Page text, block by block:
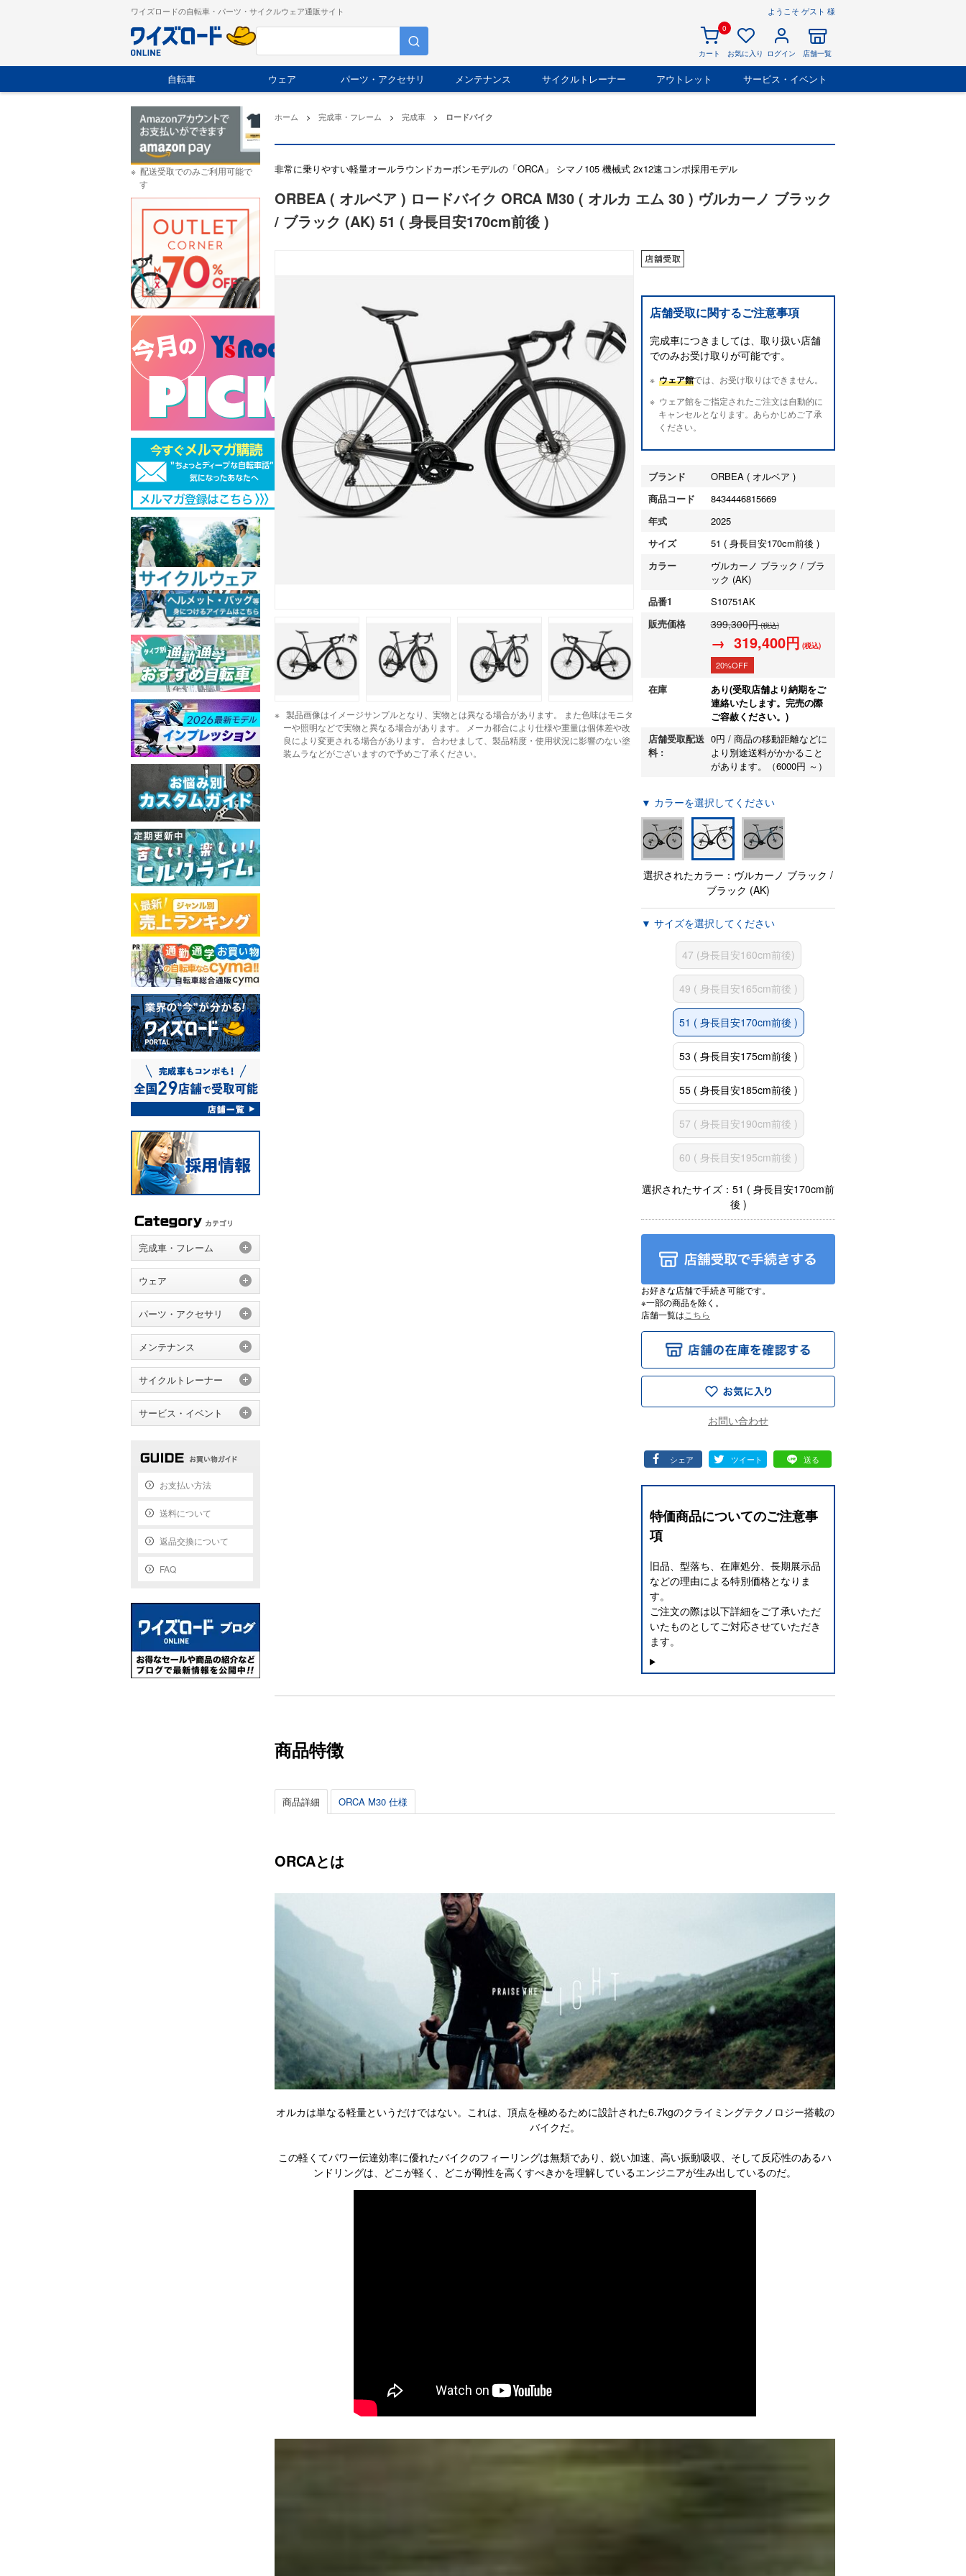
ワイズロードの自転車・パーツ・サイクルウェア通販サイト ようこそ ゲスト 様
0
カート お気に入り ログイン 店舗一覧
自転車 ウェア パーツ・アクセサリ メンテナンス サイクルトレーナー アウトレット サービス・イベント
ホーム > 完成車・フレーム > 完成車 > ロードバイク
非常に乗りやすい軽量オールラウンドカーボンモデルの「ORCA」 シマノ105 機械式 2x12速コンポ採用モデル
ORBEA ( オルベア ) ロードバイク ORCA M30 ( オルカ エム 30 ) ヴルカーノ ブラック
/ ブラック (AK) 51 ( 身長目安170cm前後 )
製品画像はイメージサンプルとなり、実物とは異なる場合があります。 また色味はモニタ
ーや照明などで実物と異なる場合があります。 メーカ都合により仕様や重量は個体差や改
良により変更される場合があります。 合わせまして、製品精度・使用状況に影響のない塗
装ムラなどがございますので予めご了承ください。
店舗受取に関するご注意事項
完成車につきましては、取り扱い店舗
でのみお受け取りが可能です。
ウェア館では、お受け取りはできません。
ウェア館をご指定されたご注文は自動的に
キャンセルとなります。あらかじめご了承
ください。
ブランド
ORBEA ( オルベア )
商品コード
8434446815669
年式
2025
サイズ
51 ( 身長目安170cm前後 )
カラー
ヴルカーノ ブラック / ブラ
ック (AK)
品番1
S10751AK
販売価格
399,300円(税込)
→ 319,400円 (税込)
20%OFF
在庫
あり(受取店舗より納期をご
連絡いたします。完売の際
ご容赦ください。)
店舗受取配送
料 :
0円 / 商品の移動距離などに
より別途送料がかかること
があります。（6000円 ～）
▼ カラーを選択してください
選択されたカラー：ヴルカーノ ブラック /
ブラック (AK)
▼ サイズを選択してください
47 (身長目安160cm前後)
49 ( 身長目安165cm前後 )
51 ( 身長目安170cm前後 )
53 ( 身長目安175cm前後 )
55 ( 身長目安185cm前後 )
57 ( 身長目安190cm前後 )
60 ( 身長目安195cm前後 )
選択されたサイズ：51 ( 身長目安170cm前
後 )
お好きな店舗で手続き可能です。
※一部の商品を除く。
店舗一覧は こちら
シェア ツイート 送る
特価商品についてのご注意事
項
旧品、型落ち、在庫処分、長期展示品
などの理由による特別価格となりま
す。
ご注文の際は以下詳細をご了承いただ
いたものとしてご対応させていただき
ます。
商品特徴
商品詳細 ORCA M30 仕様
ORCAとは
オルカは単なる軽量というだけではない。これは、頂点を極めるために設計された6.7kgのクライミングテクノロジー搭載の
バイクだ。
この軽くてパワー伝達効率に優れたバイクのフィーリングは無類であり、鋭い加速、高い振動吸収、そして反応性のあるハ
ンドリングは、どこが軽く、どこが剛性を高くすべきかを理解しているエンジニアが生み出しているのだ。
配送受取でのみご利用可能で
す
完成車・フレーム
ウェア
パーツ・アクセサリ
メンテナンス
サイクルトレーナー
サービス・イベント
お支払い方法
送料について
返品交換について
FAQ